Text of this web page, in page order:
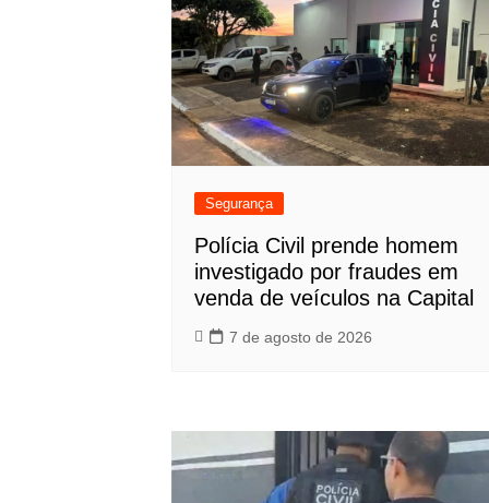
Segurança
Polícia Civil prende homem
investigado por fraudes em
venda de veículos na Capital
7 de agosto de 2026